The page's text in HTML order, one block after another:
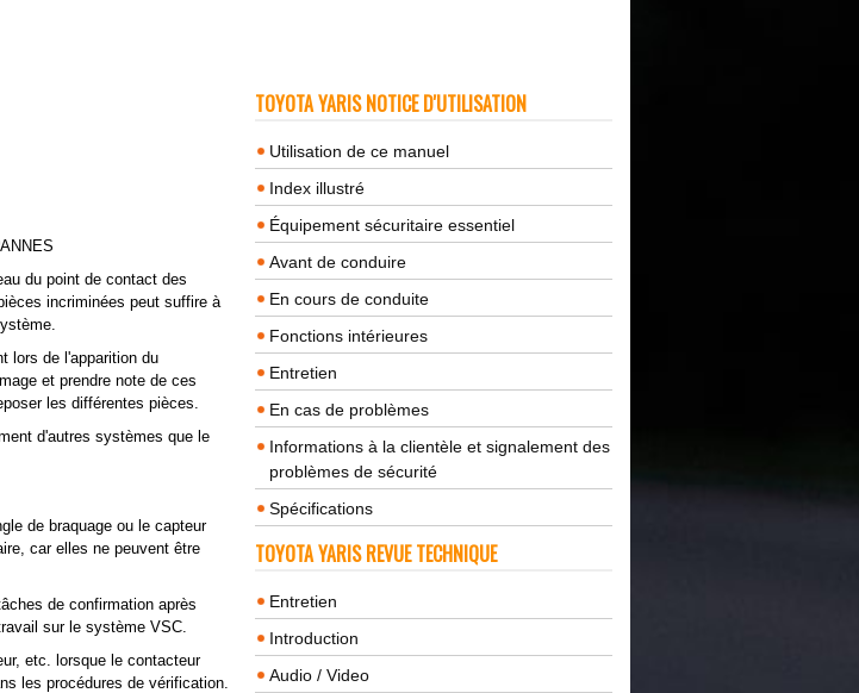
du point de contact des
incriminées peut suffire à
lors de l'apparition du
et prendre note de ces
les différentes pièces.
d'autres systèmes que le
de braquage ou le capteur
car elles ne peuvent être
de confirmation après
sur le système VSC.
etc. lorsque le contacteur
les procédures de vérification.
TOYOTA YARIS NOTICE D'UTILISATION
Utilisation de ce manuel
Index illustré
Équipement sécuritaire essentiel
Avant de conduire
En cours de conduite
Fonctions intérieures
Entretien
En cas de problèmes
Informations à la clientèle et signalement des
problèmes de sécurité
Spécifications
TOYOTA YARIS REVUE TECHNIQUE
Entretien
Introduction
Audio / Video